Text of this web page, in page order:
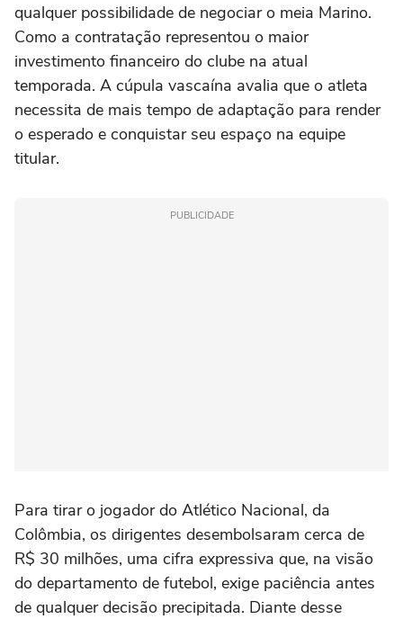
qualquer possibilidade de negociar o meia Marino.
Como a contratação representou o maior
investimento financeiro do clube na atual
temporada. A cúpula vascaína avalia que o atleta
necessita de mais tempo de adaptação para render
o esperado e conquistar seu espaço na equipe
titular.
PUBLICIDADE
Para tirar o jogador do Atlético Nacional, da
Colômbia, os dirigentes desembolsaram cerca de
R$ 30 milhões, uma cifra expressiva que, na visão
do departamento de futebol, exige paciência antes
de qualquer decisão precipitada. Diante desse